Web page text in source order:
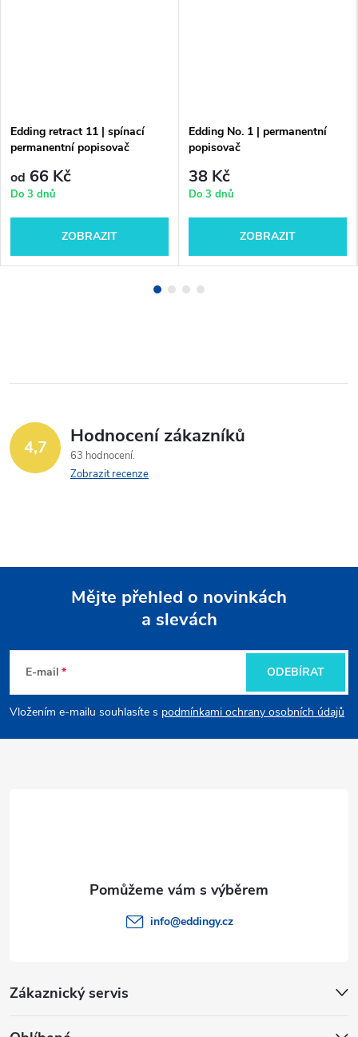
Edding retract 11 | spínací
permanentní popisovač
od 66 Kč
Do 3 dnů
ZOBRAZIT
Edding No. 1 | permanentní
popisovač
38 Kč
Do 3 dnů
ZOBRAZIT
4,7 Hodnocení zákazníků
63 hodnocení
Zobrazit recenze
p
Mějte přehled o novinkách
a slevách
E-mail
Vložením e-mailu souhlasíte s podmínkami ochrany osobních údajů
ODEBÍRAT
Zákaznický servis
info@eddingy.cz